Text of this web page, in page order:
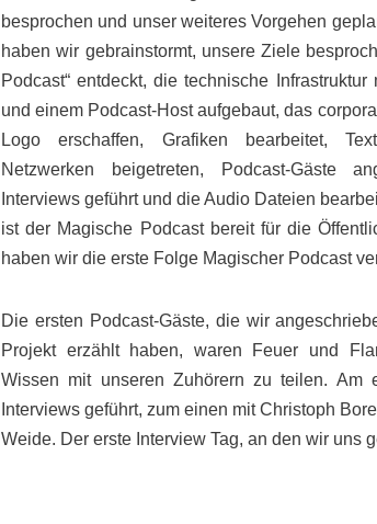
besprochen und unser weiteres Vorgehen
haben wir gebrainstormt, unsere Ziele
Podcast“ entdeckt, die technische
und einem Podcast-Host aufgebaut, das
Logo erschaffen, Grafiken bearbeitet,
Netzwerken beigetreten, Podcast-Gäste
Interviews geführt und die Audio Dateien
ist der Magische Podcast bereit für die
haben wir die erste Folge Magischer Podcast
Die ersten Podcast-Gäste, die wir
Projekt erzählt haben, waren Feuer und
Wissen mit unseren Zuhörern zu teilen. Am
Interviews geführt, zum einen mit Christoph
Weide. Der erste Interview Tag, an den wir uns